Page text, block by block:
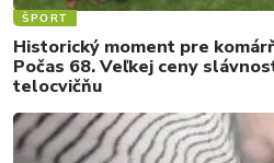
ŠPORT
Historický moment pre
Počas 68. Veľkej ceny
telocvičňu